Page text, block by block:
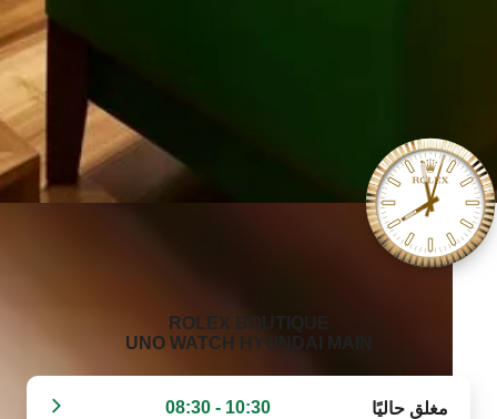
‭ROLEX BOUTIQUE
UNO WATCH HYUNDAI MAIN‬
مغلق حاليًا 10:30 - 08:30